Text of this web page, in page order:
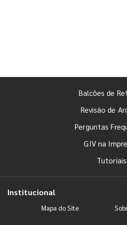
Balcões de
Revisão de
Perguntas
GIV na
Tutoriais
Institucional
Mapa do Site